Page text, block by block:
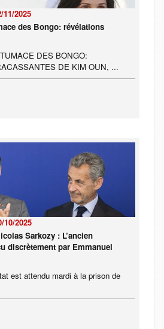
11/2025
des Bongo: révélations
DES BONGO:
DE KIM OUN, ...
10/2025
Sarkozy : L’ancien
discrètement par Emmanuel
est attendu mardi à la prison de